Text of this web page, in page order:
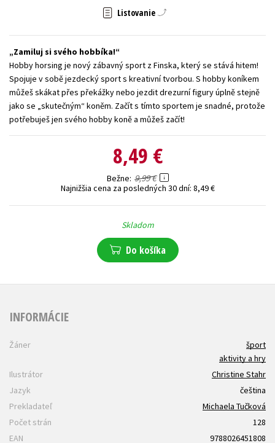
Učebnice
Výchova a pedagogika
Young adult
Young adult (SK)
Zdravie a životný štýl
Všetky tituly
Listovanie
Zamiluj si svého hobbíka!
Hobby horsing je nový zábavný sport z Finska, který se stává hitem!
Spojuje v sobě jezdecký sport s kreativní tvorbou. S hobby koníkem
můžeš skákat přes překážky nebo jezdit drezurní figury úplně stejně
jako se „skutečným“ koněm. Začít s tímto sportem je snadné, protože
potřebuješ jen svého hobby koně a můžeš začít!
8,49 €
Bežne 9,99 €
Najnižšia cena za posledných 30 dní: 8,49 €
Skladom
Do košíka
INFORMÁCIE
Žáner
šport
aktivity a hry
Ilustrátor
Christine Stahr
Jazyk
čeština
Prekladateľ
Michaela Tučková
Počet strán
128
EAN
9788026451808